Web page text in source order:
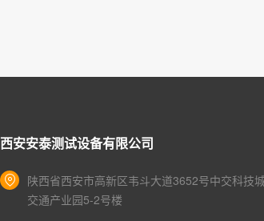
西安安泰测试设备有限公司
陕西省西安市高新区韦斗大道3652号中交科技
交通产业园5-2号楼